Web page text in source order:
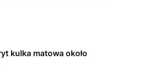
kulka matowa około